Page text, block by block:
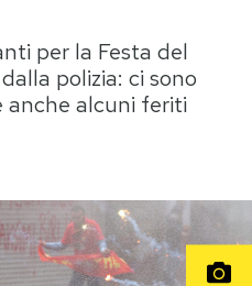
Storie/Idee
Ok Boomer!
Media
Mondiali calcio 2026
per la Festa del
polizia: ci sono
anche alcuni feriti